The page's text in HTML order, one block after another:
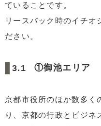
ていることです。
リースバック時のイチオ
ださい。
①御池エリア
京都市役所のほか数多く
り、京都の行政とビジネ